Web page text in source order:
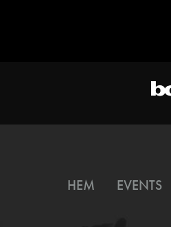
HEM EVENTS